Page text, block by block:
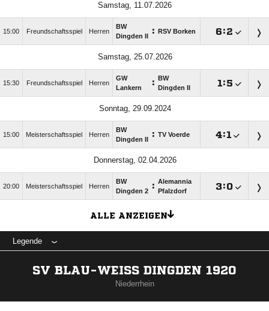
Samstag, 11.07.2026
15:00 Freundschaftsspiel Herren
BW
Dingden II
: RSV Borken :
Samstag, 25.07.2026
15:30 Freundschaftsspiel Herren
GW
Lankern
:
BW
Dingden II
:
Sonntag, 29.09.2024
15:00 Meisterschaftsspiel Herren
BW
Dingden II
: TV Voerde :
Donnerstag, 02.04.2026
20:00 Meisterschaftsspiel Herren
BW
Dingden 2 : Alemannia
Pfalzdorf
:
ALLE ANZEIGEN
Legende
SV BLAU-WEISS DINGDEN 1920
Niederrhein